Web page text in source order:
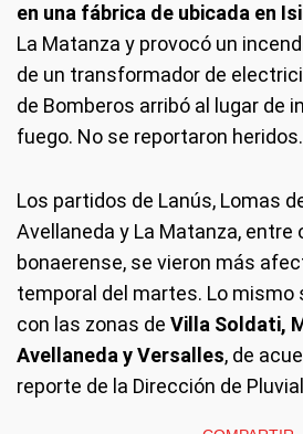
en una fábrica de ubicada en
La Matanza y provocó un
de un transformador de
de Bomberos arribó al lugar de
fuego. No se reportaron heridos.
Los partidos de Lanús, Lomas
Avellaneda y La Matanza,
bonaerense, se vieron más
temporal del martes. Lo mismo
con las zonas de Villa Soldati,
Avellaneda y Versalles, de
reporte de la Dirección de